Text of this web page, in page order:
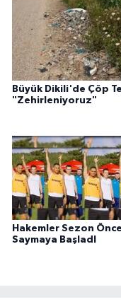
Büyük Dikili'de Çöp
"Zehirleniyoruz"
Hakemler Sezon
Saymaya BaşladI